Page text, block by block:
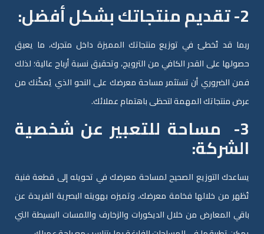
2- تقديم منتجاتك بشكل أفضل:
ربما قد تُخطئ في توزيع منتجاتك المميزة داخل متجرك، ما يعيق
حصولها على القدر الكافي من الترويج، وتحقيق نسبة أرباح عالية؛ لذلك
فمن الضروري أن تستثمر مساحة معرضك على النحو الذي يُمكّنك من
عرض منتجاتك المهمة لتحظى باهتمام عملائك.
3- مساحة للتعبير عن شخصية
الشركة:
يساعدك التوزيع الصحيح لمساحة معرضك في تحويله إلى قطعة فنية
تُظهر من خلالها فخامة معرضك، وتميزه بهويته البصرية الفريدة عن
باقي المعارض من خلال الديكورات والزخارف واللمسات البسيطة التي